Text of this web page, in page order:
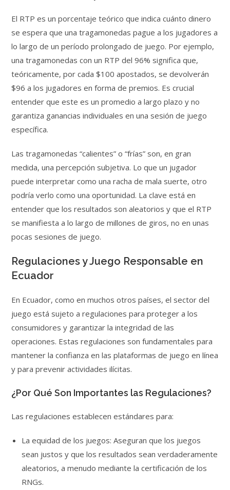
El RTP es un porcentaje teórico que indica cuánto dinero
se espera que una tragamonedas pague a los jugadores a
lo largo de un período prolongado de juego. Por ejemplo,
una tragamonedas con un RTP del 96% significa que,
teóricamente, por cada $100 apostados, se devolverán
$96 a los jugadores en forma de premios. Es crucial
entender que este es un promedio a largo plazo y no
garantiza ganancias individuales en una sesión de juego
específica.
Las tragamonedas “calientes” o “frías” son, en gran
medida, una percepción subjetiva. Lo que un jugador
puede interpretar como una racha de mala suerte, otro
podría verlo como una oportunidad. La clave está en
entender que los resultados son aleatorios y que el RTP
se manifiesta a lo largo de millones de giros, no en unas
pocas sesiones de juego.
Regulaciones y Juego Responsable en
Ecuador
En Ecuador, como en muchos otros países, el sector del
juego está sujeto a regulaciones para proteger a los
consumidores y garantizar la integridad de las
operaciones. Estas regulaciones son fundamentales para
mantener la confianza en las plataformas de juego en línea
y para prevenir actividades ilícitas.
¿Por Qué Son Importantes las Regulaciones?
Las regulaciones establecen estándares para:
La equidad de los juegos: Aseguran que los juegos
sean justos y que los resultados sean verdaderamente
aleatorios, a menudo mediante la certificación de los
RNGs.